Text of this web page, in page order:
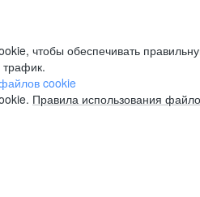
чтобы обеспечивать
трафик.
cookie
Правила использования